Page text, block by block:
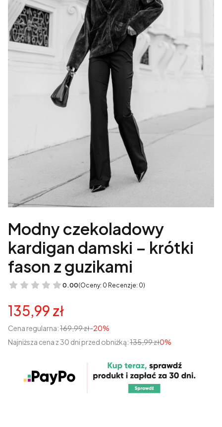
Modny czekoladowy
kardigan damski – krótki
fason z guzikami
0.00(Oceny: 0 Recenzje: 0)
135,99 zł
Cena regularna:169,99 zł-20%
Najniższa cena z 30 dni przed obniżką:135,99 zł0%